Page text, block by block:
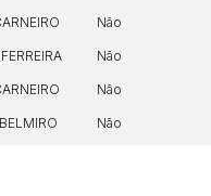
Não
Não
Não
Não